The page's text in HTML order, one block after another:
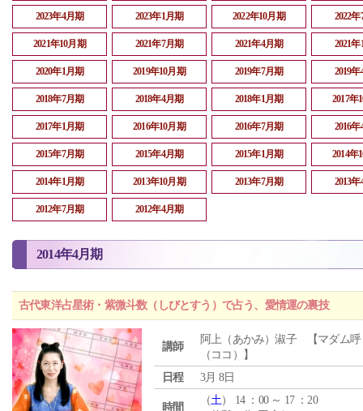
2023年4月期 2023年1月期 2022年10月期 2022
2021年10月期 2021年7月期 2021年4月期 2021
2020年1月期 2019年10月期 2019年7月期 2019
2018年7月期 2018年4月期 2018年1月期 2017年
2017年1月期 2016年10月期 2016年7月期 2016
2015年7月期 2015年4月期 2015年1月期 2014年
2014年1月期 2013年10月期 2013年7月期 2013
2012年7月期 2012年4月期
2014年4月期
古代東洋占星術・紫微斗数（しびとすう）で占う、愛情運の裏技
講師
阿上（あかみ）淑子 【マダム呼
（ココ）】
日程
3月 8日
時間
（土） 14 ：00 ～ 17 ：20